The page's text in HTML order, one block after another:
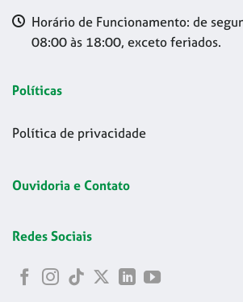
Horário de Funcionamento: de
08:00 às 18:00, exceto feriados.
Políticas
Política de privacidade
Ouvidoria e Contato
Redes Sociais